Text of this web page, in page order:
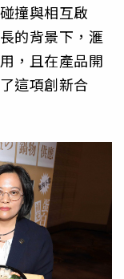
撞與相互啟
的背景下，滙
，且在產品開
這項創新合